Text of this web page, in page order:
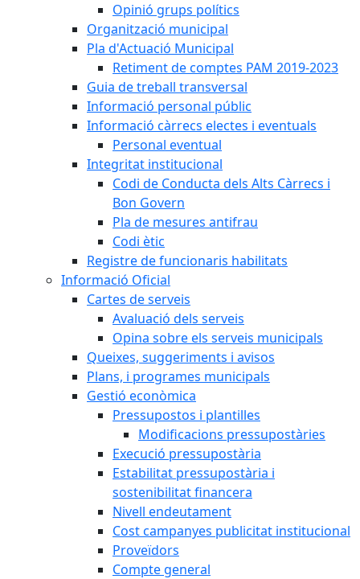
Opinió grups polítics
Organització municipal
Pla d'Actuació Municipal
Retiment de comptes PAM 2019-2023
Guia de treball transversal
Informació personal públic
Informació càrrecs electes i eventuals
Personal eventual
Integritat institucional
Codi de Conducta dels Alts Càrrecs i
Bon Govern
Pla de mesures antifrau
Codi ètic
Registre de funcionaris habilitats
Informació Oficial
Cartes de serveis
Avaluació dels serveis
Opina sobre els serveis municipals
Queixes, suggeriments i avisos
Plans, i programes municipals
Gestió econòmica
Pressupostos i plantilles
Modificacions pressupostàries
Execució pressupostària
Estabilitat pressupostària i
sostenibilitat financera
Nivell endeutament
Cost campanyes publicitat institucional
Proveïdors
Compte general